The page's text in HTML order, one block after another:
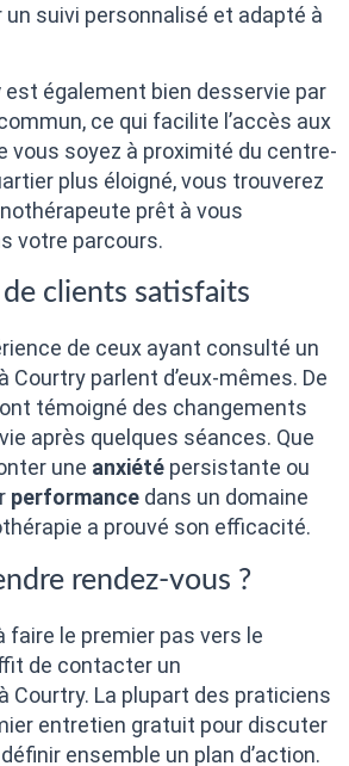
un suivi personnalisé et adapté à
est également bien desservie par
ce qui facilite l’accès aux
vous soyez à proximité du centre-
plus éloigné, vous trouverez
prêt à vous
votre parcours.
de clients satisfaits
de ceux ayant consulté un
Courtry parlent d’eux-mêmes. De
témoigné des changements
après quelques séances. Que
une anxiété persistante ou
performance dans un domaine
a prouvé son efficacité.
rendez-vous ?
faire le premier pas vers le
de contacter un
Courtry. La plupart des praticiens
entretien gratuit pour discuter
ensemble un plan d’action.